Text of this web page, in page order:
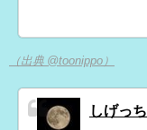
（出典 @toonippo）
しげっち